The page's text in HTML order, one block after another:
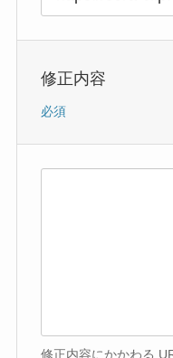
修正内容
必須
修正内容にかかわる